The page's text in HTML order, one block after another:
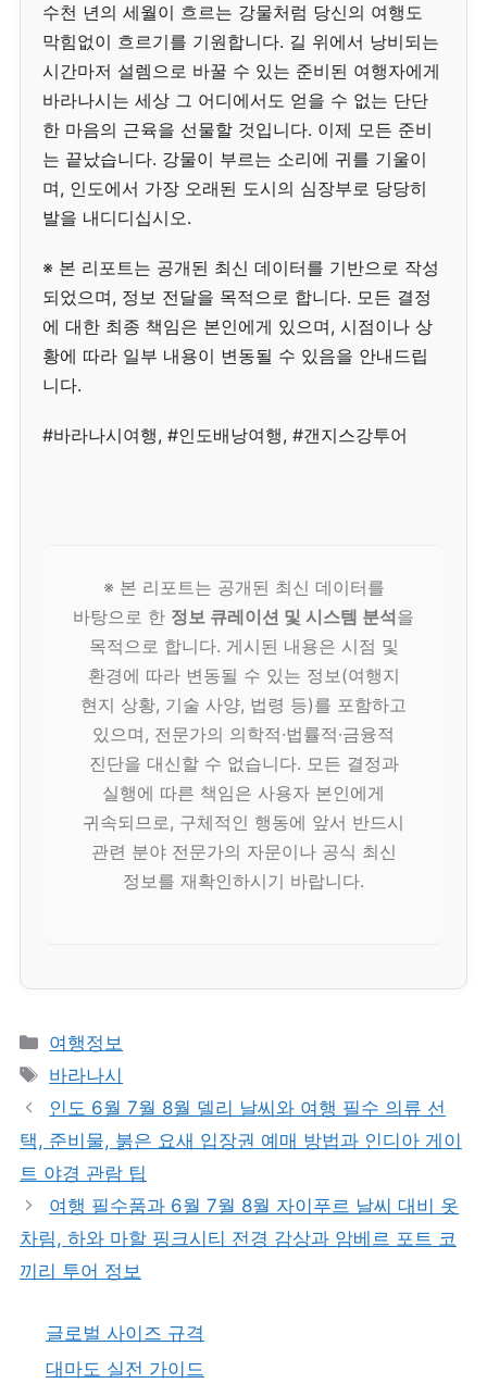
수천 년의 세월이 흐르는 강물처럼 당신의 여행도
막힘없이 흐르기를 기원합니다. 길 위에서 낭비되는
시간마저 설렘으로 바꿀 수 있는 준비된 여행자에게
바라나시는 세상 그 어디에서도 얻을 수 없는 단단
한 마음의 근육을 선물할 것입니다. 이제 모든 준비
는 끝났습니다. 강물이 부르는 소리에 귀를 기울이
며, 인도에서 가장 오래된 도시의 심장부로 당당히
발을 내디디십시오.
※ 본 리포트는 공개된 최신 데이터를 기반으로 작성
되었으며, 정보 전달을 목적으로 합니다. 모든 결정
에 대한 최종 책임은 본인에게 있으며, 시점이나 상
황에 따라 일부 내용이 변동될 수 있음을 안내드립
니다.
#바라나시여행, #인도배낭여행, #갠지스강투어
※ 본 리포트는 공개된 최신 데이터를
바탕으로 한 정보 큐레이션 및 시스템 분석을
목적으로 합니다. 게시된 내용은 시점 및
환경에 따라 변동될 수 있는 정보(여행지
현지 상황, 기술 사양, 법령 등)를 포함하고
있으며, 전문가의 의학적·법률적·금융적
진단을 대신할 수 없습니다. 모든 결정과
실행에 따른 책임은 사용자 본인에게
귀속되므로, 구체적인 행동에 앞서 반드시
관련 분야 전문가의 자문이나 공식 최신
정보를 재확인하시기 바랍니다.
카
테
고
리
여행정보
태
그
바라나시
인도 6월 7월 8월 델리 날씨와 여행 필수 의류 선
택, 준비물, 붉은 요새 입장권 예매 방법과 인디아 게이
트 야경 관람 팁
여행 필수품과 6월 7월 8월 자이푸르 날씨 대비 옷
차림, 하와 마할 핑크시티 전경 감상과 암베르 포트 코
끼리 투어 정보
글로벌 사이즈 규격
대마도 실전 가이드